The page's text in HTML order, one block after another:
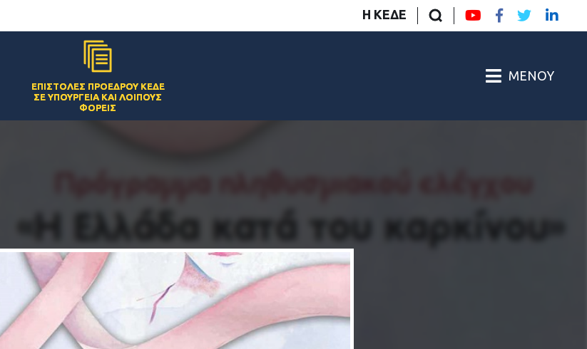
Η ΚΕΔΕ
ΕΠΙΣΤΟΛΈΣ ΠΡΟΈΔΡΟΥ ΚΕΔΕ
ΣΕ ΥΠΟΥΡΓΕΊΑ ΚΑΙ ΛΟΙΠΟΎΣ
ΦΟΡΕΊΣ
ΜΕΝΟΎ